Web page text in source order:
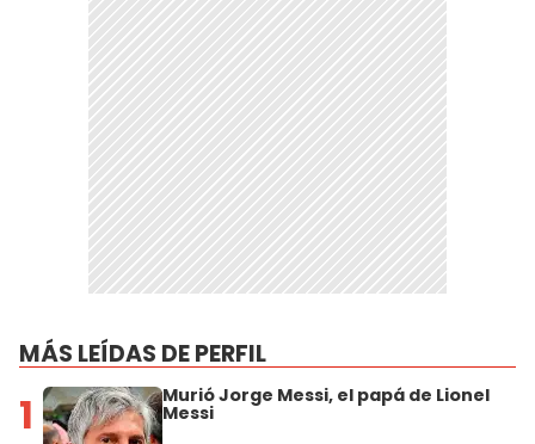
MÁS LEÍDAS DE PERFIL
1 Murió Jorge Messi, el papá de Lionel
Messi